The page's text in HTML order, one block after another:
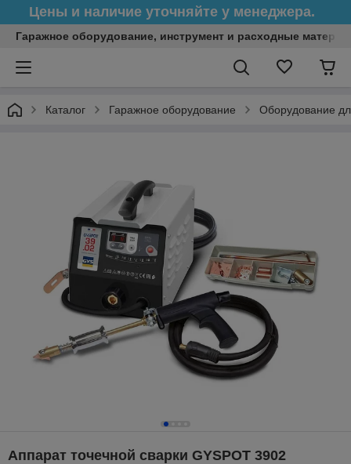
Цены и наличие уточняйте у менеджера.
Гаражное оборудование, инструмент и расходные
Каталог Гаражное оборудование Оборудование
Аппарат точечной сварки GYSPOT 3902